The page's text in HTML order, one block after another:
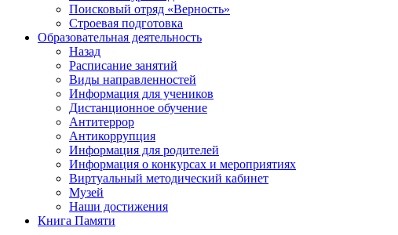
Поисковый отряд «Верность»
Строевая подготовка
Образовательная деятельность
Назад
Расписание занятий
Виды направленностей
Информация для учеников
Дистанционное обучение
Антитеррор
Антикоррупция
Информация для родителей
Информация о конкурсах и мероприятиях
Виртуальный методический кабинет
Музей
Наши достижения
Книга Памяти